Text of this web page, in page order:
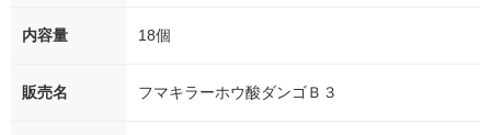
内容量 18個
販売名 フマキラーホウ酸ダンゴＢ３